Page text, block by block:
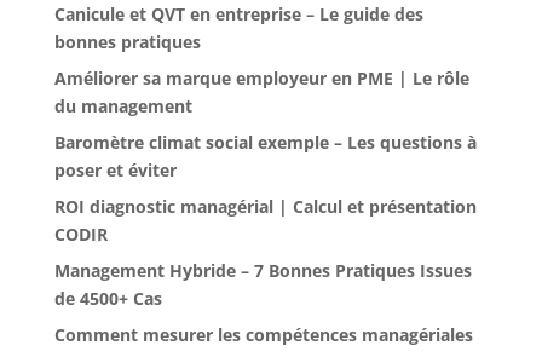
Canicule et QVT en entreprise – Le guide des
bonnes pratiques
Améliorer sa marque employeur en PME | Le rôle
du management
Baromètre climat social exemple – Les questions à
poser et éviter
ROI diagnostic managérial | Calcul et présentation
CODIR
Management Hybride – 7 Bonnes Pratiques Issues
de 4500+ Cas
Comment mesurer les compétences managériales